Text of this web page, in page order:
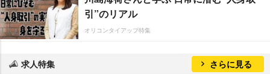
引”のリアル
オリコンタイアップ特集
求人特集 さらに見る